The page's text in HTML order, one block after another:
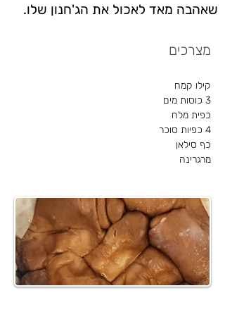
שאהבה מאד לאכול את הג'חנון שלו.
מצרכים
קילו קמח
3 כוסות מים
כפית מלח
4 כפיות סוכר
כף סילאן
מרגרינה